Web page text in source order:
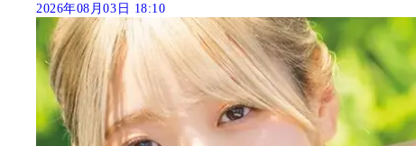
2026年08月03日 18:10